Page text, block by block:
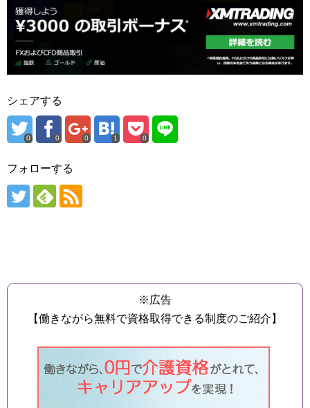
シェアする
0 0 0 1 0
フォローする
※広告
【働きながら無料で資格取得できる制度のご紹介】